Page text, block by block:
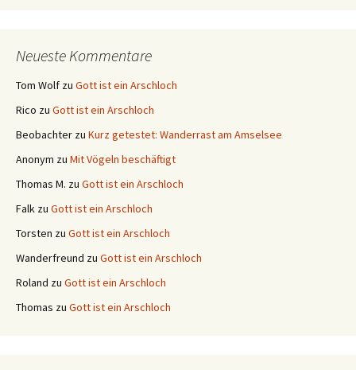
Neueste Kommentare
Tom Wolf zu Gott ist ein Arschloch
Rico zu Gott ist ein Arschloch
Beobachter zu Kurz getestet: Wanderrast am Amselsee
Anonym zu Mit Vögeln beschäftigt
Thomas M. zu Gott ist ein Arschloch
Falk zu Gott ist ein Arschloch
Torsten zu Gott ist ein Arschloch
Wanderfreund zu Gott ist ein Arschloch
Roland zu Gott ist ein Arschloch
Thomas zu Gott ist ein Arschloch